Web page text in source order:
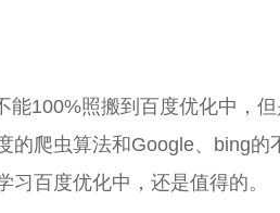
能100%照搬到百度优化中，
的爬虫算法和Google、bing的
百度优化中，还是值得的。